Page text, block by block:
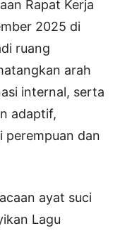
Rapat Kerja
2025 di
ruang
arah
internal, serta
adaptif,
perempuan dan
ayat suci
Lagu